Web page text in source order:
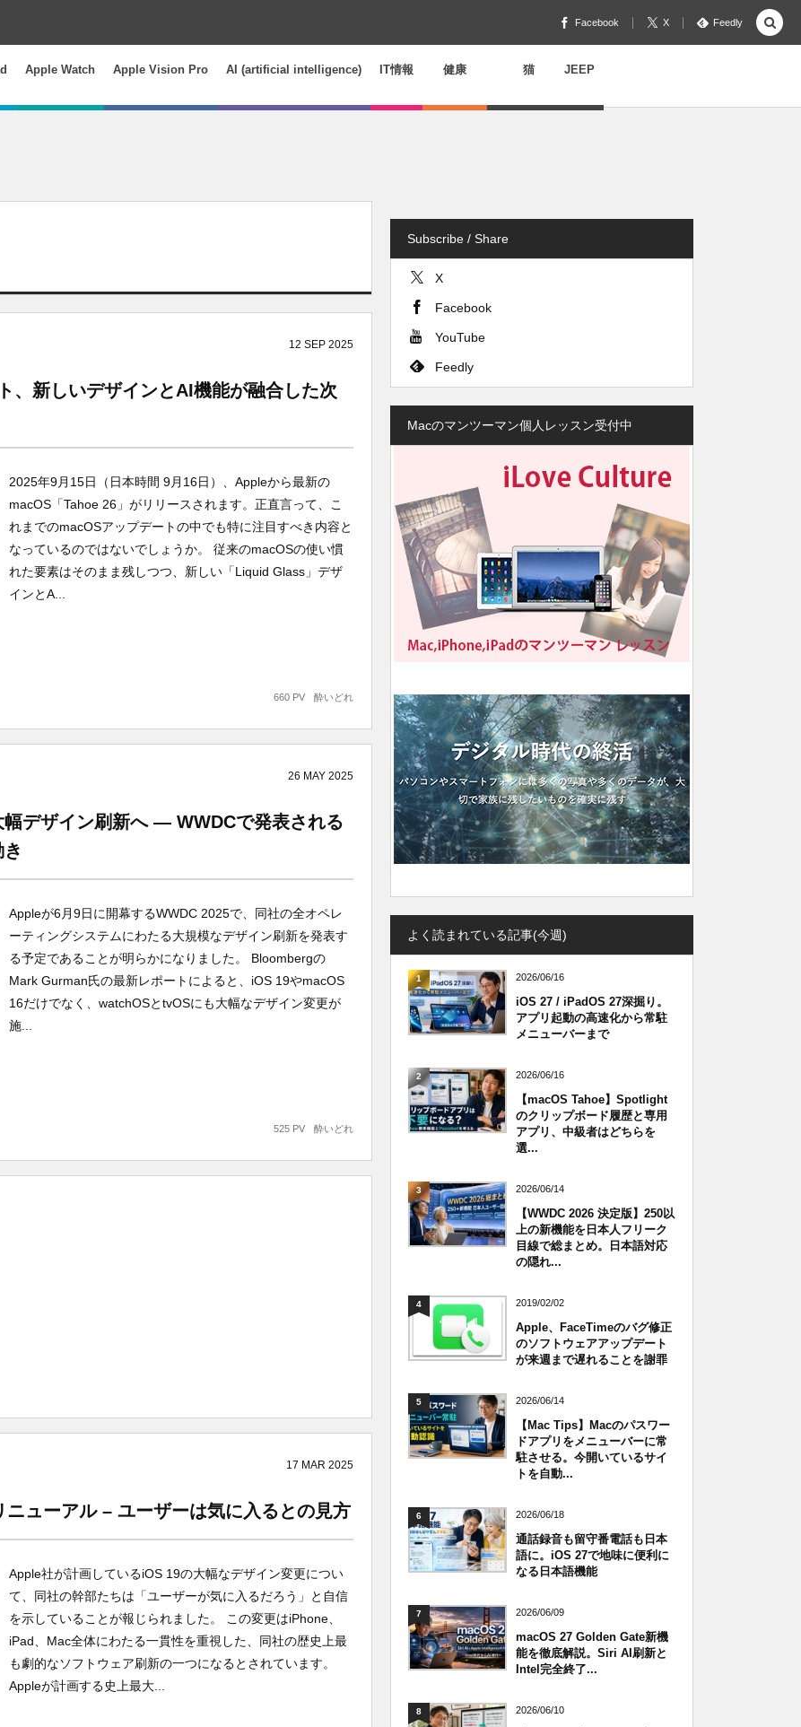
Facebook X Feedly
Apple Watch Apple Vision Pro AI (artificial intelligence) IT情報 健康 猫 JEEP
12 SEP 2025
、新しいデザインとAI機能が融合した次
2025年9月15日（日本時間 9月16日）、Appleから最新の
macOS「Tahoe 26」がリリースされます。正直言って、こ
れまでのmacOSアップデートの中でも特に注目すべき内容と
なっているのではないでしょうか。 従来のmacOSの使い慣
れた要素はそのまま残しつつ、新しい「Liquid Glass」デザ
インとA...
酔いどれ
660 PV
26 MAY 2025
デザイン刷新へ ― WWDCで発表される
Appleが6月9日に開幕するWWDC 2025で、同社の全オペレ
ーティングシステムにわたる大規模なデザイン刷新を発表す
る予定であることが明らかになりました。 Bloombergの
Mark Gurman氏の最新レポートによると、iOS 19やmacOS
16だけでなく、watchOSとtvOSにも大幅なデザイン変更が
施...
酔いどれ
525 PV
17 MAR 2025
ューアル – ユーザーは気に入るとの見方
Apple社が計画しているiOS 19の大幅なデザイン変更につい
て、同社の幹部たちは「ユーザーが気に入るだろう」と自信
を示していることが報じられました。 この変更はiPhone、
iPad、Mac全体にわたる一貫性を重視した、同社の歴史上最
も劇的なソフトウェア刷新の一つになるとされています。
Appleが計画する史上最大...
Subscribe / Share
X
Facebook
YouTube
Feedly
Macのマンツーマン個人レッスン受付中
よく読まれている記事(今週)
1 2026/06/16
iOS 27 / iPadOS 27深掘り。
アプリ起動の高速化から常駐
メニューバーまで
2 2026/06/16
【macOS Tahoe】Spotlight
のクリップボード履歴と専用
アプリ、中級者はどちらを
選...
3 2026/06/14
【WWDC 2026 決定版】250以
上の新機能を日本人フリーク
目線で総まとめ。日本語対応
の隠れ...
4 2019/02/02
Apple、FaceTimeのバグ修正
のソフトウェアアップデート
が来週まで遅れることを謝罪
5 2026/06/14
【Mac Tips】Macのパスワー
ドアプリをメニューバーに常
駐させる。今開いているサイ
トを自動...
6 2026/06/18
通話録音も留守番電話も日本
語に。iOS 27で地味に便利に
なる日本語機能
7 2026/06/09
macOS 27 Golden Gate新機
能を徹底解説。Siri AI刷新と
Intel完全終了...
8 2026/06/10